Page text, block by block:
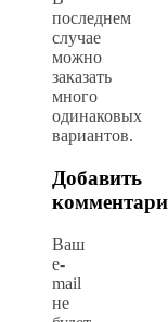
последнем
случае
можно
заказать
много
одинаковых
вариантов.
Добавить
Ваш
e-
mail
не